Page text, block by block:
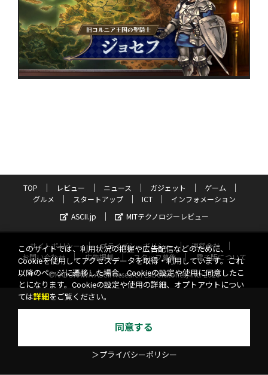
TOP レビュー ニュース ガジェット
ゲーム
グルメ
スタートアップ ICT
インフォメーション
ASCII.jp
MITテクノロジーレビュー
サイトポリシー プライバシーポリシー
運営会社
お問い合わせ
広告掲載 スタッフ募集
電子版について
©KADOKAWA ASCII Research Laboratories, Inc. 2026
このサイトでは、利用状況の把握や広告配信などのために、
Cookieを使用してアクセスデータを取得・利用しています。これ
以降のページに遷移した場合、Cookieの設定や使用に同意したこ
とになります。Cookieの設定や使用の詳細、オプトアウトについ
ては詳細 をご覧ください。
同意する
＞プライバシーポリシー